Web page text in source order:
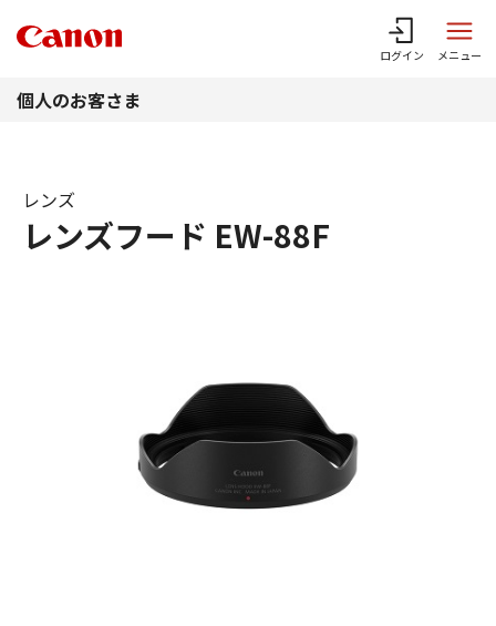
ログイン メニュー
個人のお客さま
レンズフード EW-88F
レンズ